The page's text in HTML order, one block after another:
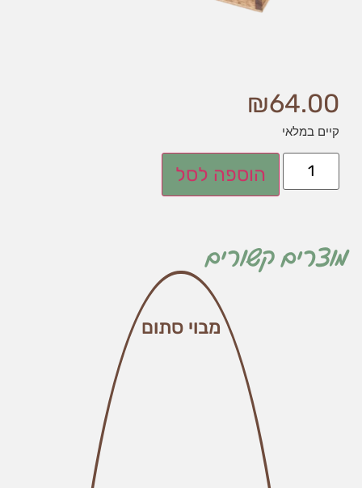
₪64.00
קיים במלאי
הוספה לסל
מוצרים קשורים
מבוי סתום